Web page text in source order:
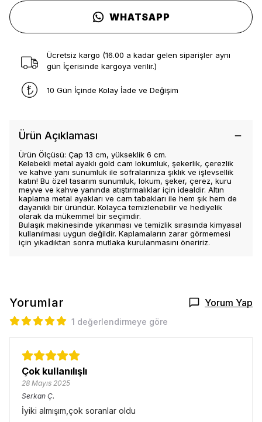
WHATSAPP
Ücretsiz kargo (16.00 a kadar gelen siparişler aynı
gün İçerisinde kargoya verilir.)
10 Gün İçinde Kolay İade ve Değişim
Ürün Açıklaması
Ürün Ölçüsü: Çap 13 cm, yükseklik 6 cm.
Kelebekli metal ayaklı gold cam lokumluk, şekerlik, çerezlik
ve kahve yanı sunumluk ile sofralarınıza şıklık ve işlevsellik
katın! Bu özel tasarım sunumluk, lokum, şeker, çerez, kuru
meyve ve kahve yanında atıştırmalıklar için idealdir. Altın
kaplama metal ayakları ve cam tabakları ile hem şık hem de
dayanıklı bir üründür. Kolayca temizlenebilir ve hediyelik
olarak da mükemmel bir seçimdir.
Bulaşık makinesinde yıkanması ve temizlik sırasında kimyasal
kullanılması uygun değildir. Kaplamaların zarar görmemesi
için yıkadıktan sonra mutlaka kurulanmasını öneririz.
Yorumlar Yorum Yap
1 değerlendirmeye göre
Çok kullanılışlı
28 Mayıs 2025
Serkan Ç.
İyiki almışım,çok soranlar oldu